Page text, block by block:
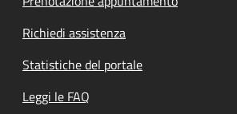
Richiedi assistenza
Statistiche del portale
Leggi le FAQ